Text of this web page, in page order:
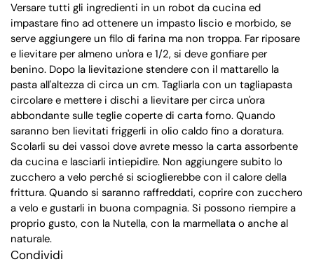
Condividi
Versare tutti gli ingredienti in un robot da cucina ed
impastare fino ad ottenere un impasto liscio e morbido, se
serve aggiungere un filo di farina ma non troppa. Far riposare
e lievitare per almeno un'ora e 1/2, si deve gonfiare per
benino. Dopo la lievitazione stendere con il mattarello la
pasta all'altezza di circa un cm. Tagliarla con un tagliapasta
circolare e mettere i dischi a lievitare per circa un'ora
abbondante sulle teglie coperte di carta forno. Quando
saranno ben lievitati friggerli in olio caldo fino a doratura.
Scolarli su dei vassoi dove avrete messo la carta assorbente
da cucina e lasciarli intiepidire. Non aggiungere subito lo
zucchero a velo perché si scioglierebbe con il calore della
frittura. Quando si saranno raffreddati, coprire con zucchero
a velo e gustarli in buona compagnia. Si possono riempire a
proprio gusto, con la Nutella, con la marmellata o anche al
naturale.